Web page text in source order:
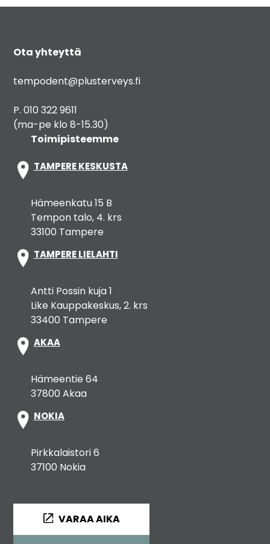
Ota yhteyttä
tempodent@plusterveys.fi
P. 010 322 9611
(ma-pe klo 8-15.30)
Toimipisteemme
TAMPERE KESKUSTA
Hämeenkatu 15 B
Tempon talo, 4. krs
33100 Tampere
TAMPERE LIELAHTI
Antti Possin kuja 1
Like Kauppakeskus, 2. krs
33400 Tampere
AKAA
Hämeentie 64
37800 Akaa
NOKIA
Pirkkalaistori 6
37100 Nokia
VARAA AIKA